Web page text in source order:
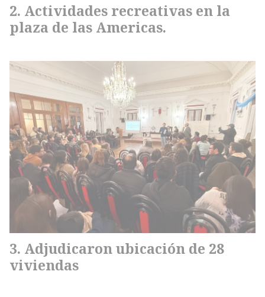
Actividades recreativas en la
plaza de las Americas.
Adjudicaron ubicación de 28
viviendas